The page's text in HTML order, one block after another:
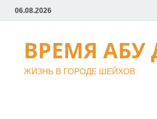
06.08.2026
ВРЕМЯ АБУ
ЖИЗНЬ В ГОРОДЕ ШЕЙХОВ